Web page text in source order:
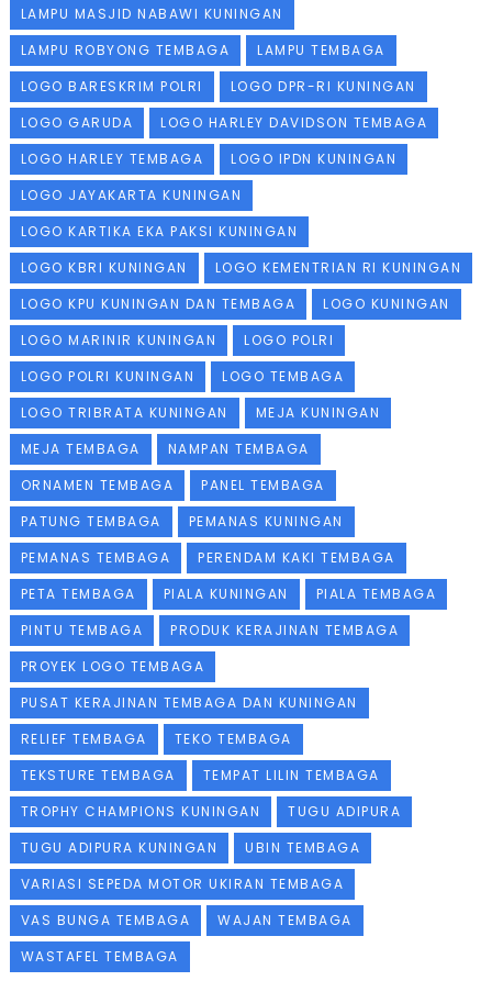
LAMPU MASJID NABAWI KUNINGAN
LAMPU ROBYONG TEMBAGA
LAMPU TEMBAGA
LOGO BARESKRIM POLRI
LOGO DPR-RI KUNINGAN
LOGO GARUDA
LOGO HARLEY DAVIDSON TEMBAGA
LOGO HARLEY TEMBAGA
LOGO IPDN KUNINGAN
LOGO JAYAKARTA KUNINGAN
LOGO KARTIKA EKA PAKSI KUNINGAN
LOGO KBRI KUNINGAN
LOGO KEMENTRIAN RI KUNINGAN
LOGO KPU KUNINGAN DAN TEMBAGA
LOGO KUNINGAN
LOGO MARINIR KUNINGAN
LOGO POLRI
LOGO POLRI KUNINGAN
LOGO TEMBAGA
LOGO TRIBRATA KUNINGAN
MEJA KUNINGAN
MEJA TEMBAGA
NAMPAN TEMBAGA
ORNAMEN TEMBAGA
PANEL TEMBAGA
PATUNG TEMBAGA
PEMANAS KUNINGAN
PEMANAS TEMBAGA
PERENDAM KAKI TEMBAGA
PETA TEMBAGA
PIALA KUNINGAN
PIALA TEMBAGA
PINTU TEMBAGA
PRODUK KERAJINAN TEMBAGA
PROYEK LOGO TEMBAGA
PUSAT KERAJINAN TEMBAGA DAN KUNINGAN
RELIEF TEMBAGA
TEKO TEMBAGA
TEKSTURE TEMBAGA
TEMPAT LILIN TEMBAGA
TROPHY CHAMPIONS KUNINGAN
TUGU ADIPURA
TUGU ADIPURA KUNINGAN
UBIN TEMBAGA
VARIASI SEPEDA MOTOR UKIRAN TEMBAGA
VAS BUNGA TEMBAGA
WAJAN TEMBAGA
WASTAFEL TEMBAGA